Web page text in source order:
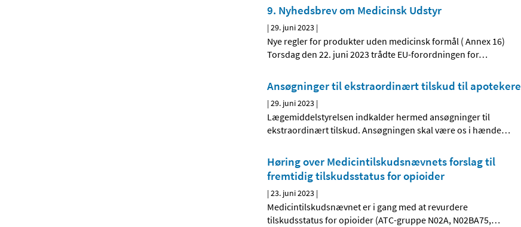
9. Nyhedsbrev om Medicinsk Udstyr
|29. juni 2023 |
Nye regler for produkter uden medicinsk formål ( Annex 16)
Torsdag den 22. juni 2023 trådte EU-forordningen for…
Ansøgninger til ekstraordinært tilskud til apotekere
|29. juni 2023 |
Lægemiddelstyrelsen indkalder hermed ansøgninger til
ekstraordinært tilskud. Ansøgningen skal være os i hænde…
Høring over Medicintilskudsnævnets forslag til
fremtidig tilskudsstatus for opioider
|23. juni 2023 |
Medicintilskudsnævnet er i gang med at revurdere
tilskudsstatus for opioider (ATC-gruppe N02A, N02BA75,…